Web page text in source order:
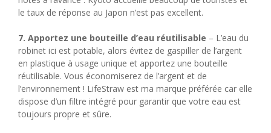
le taux de réponse au Japon n’est pas excellent.
7. Apportez une bouteille d’eau réutilisable – L’eau du
robinet ici est potable, alors évitez de gaspiller de l’argent
en plastique à usage unique et apportez une bouteille
réutilisable. Vous économiserez de l’argent et de
l’environnement ! LifeStraw est ma marque préférée car elle
dispose d’un filtre intégré pour garantir que votre eau est
toujours propre et sûre.